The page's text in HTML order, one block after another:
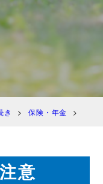
き 保険・年金
意